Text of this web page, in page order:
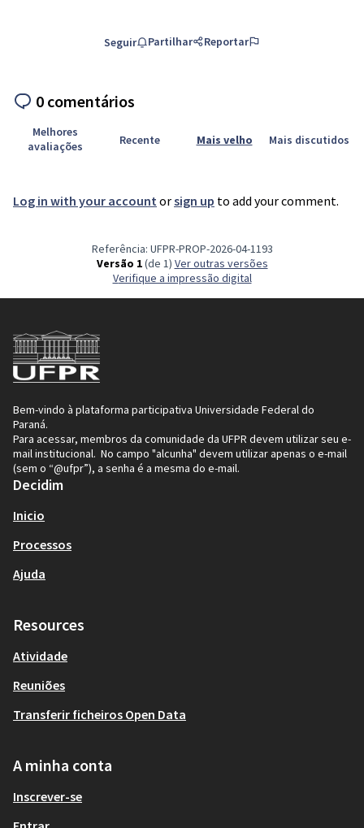
Seguir Partilhar Reportar
0 comentários
Melhores
avaliações
Recente Mais velho Mais discutidos
Log in with your account orsign up to add your comment.
Referência: UFPR-PROP-2026-04-1193
Versão 1(de 1) ver outras versões
Verifique a impressão digital
Bem-vindo à plataforma participativa Universidade Federal do
Paraná.
Para acessar, membros da comunidade da UFPR devem utilizar seu e-
mail institucional. No campo "alcunha" devem utilizar apenas o e-mail
(sem o “@ufpr”), a senha é a mesma do e-mail.
Decidim
Inicio
Processos
Ajuda
Resources
Atividade
Reuniões
Transferir ficheiros Open Data
A minha conta
Inscrever-se